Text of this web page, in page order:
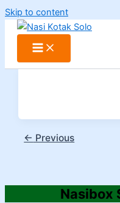
Skip to content
← Previous
Nasibox